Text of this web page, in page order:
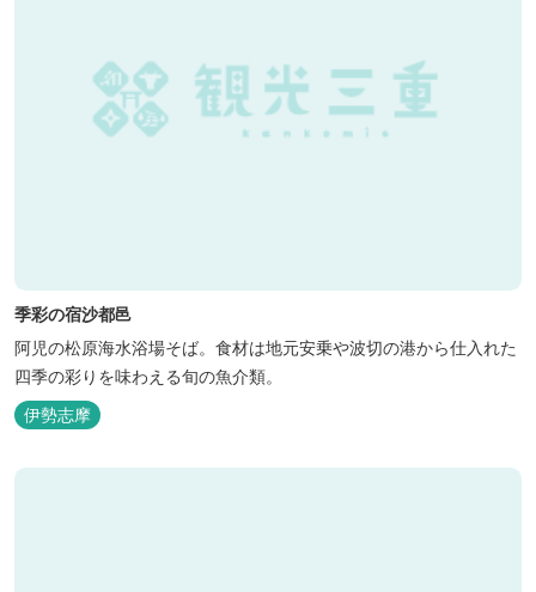
季彩の宿沙都邑
阿児の松原海水浴場そば。食材は地元安乗や波切の港から仕入れた
四季の彩りを味わえる旬の魚介類。
伊勢志摩